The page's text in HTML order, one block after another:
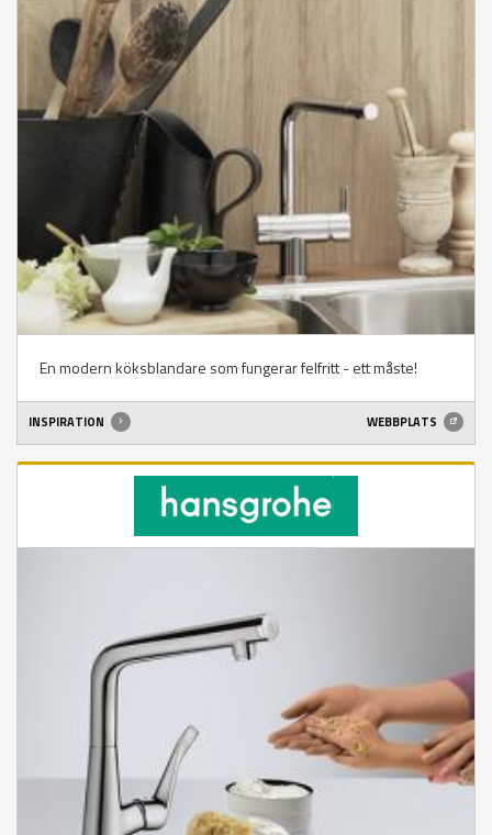
En modern köksblandare som fungerar felfritt - ett måste!
INSPIRATION WEBBPLATS